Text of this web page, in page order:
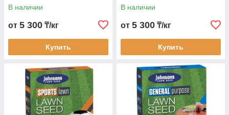
В наличии
от 5 300 ₸/кг
Купить
В наличии
от 5 300 ₸/кг
Купить